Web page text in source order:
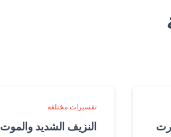
تفسيرات مختلفة
النزيف الشديد والموت